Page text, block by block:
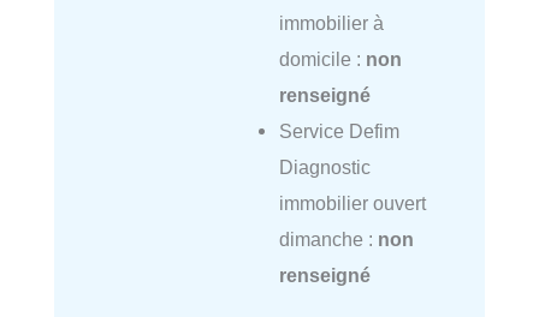
immobilier à
domicile : non
renseigné
Service Defim
Diagnostic
immobilier ouvert
dimanche : non
renseigné